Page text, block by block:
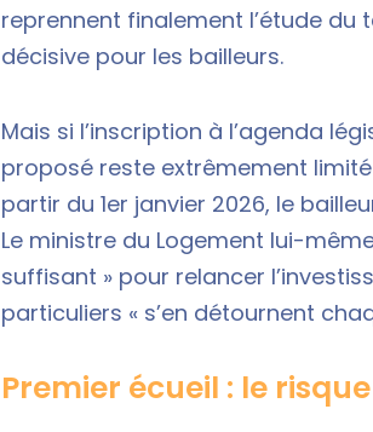
reprennent finalement l’étude du
décisive pour les bailleurs.
Mais si l’inscription à l’agenda
proposé reste extrêmement
partir du 1er janvier 2026, le
Le ministre du Logement lui-
suffisant » pour relancer
particuliers « s’en détournent
Premier écueil : le